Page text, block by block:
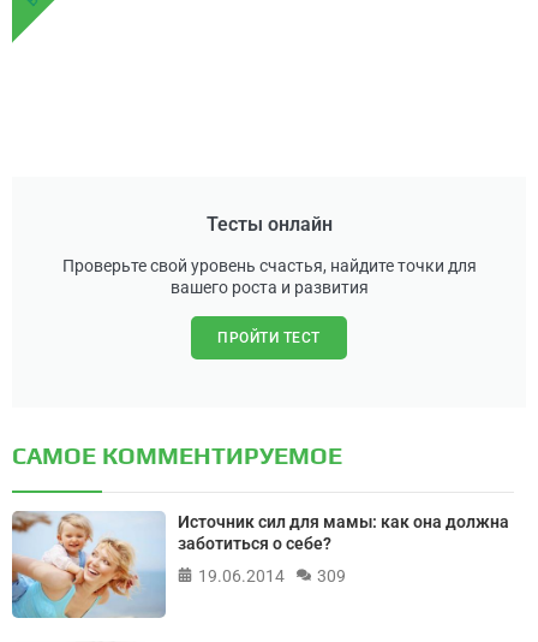
Тесты онлайн
Проверьте свой уровень счастья, найдите точки для
вашего роста и развития
ПРОЙТИ ТЕСТ
САМОЕ КОММЕНТИРУЕМОЕ
Источник сил для мамы: как она должна
заботиться о себе?
19.06.2014
309